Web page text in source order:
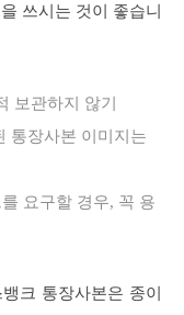
쓰시는 것이 좋습니
보관하지 않기
통장사본 이미지는
요구할 경우, 꼭 용
크 통장사본은 종이